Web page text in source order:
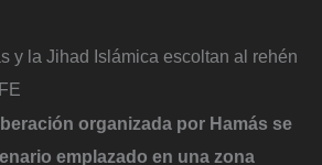
y la Jihad Islámica escoltan al rehén
organizada por Hamás se
emplazado en una zona